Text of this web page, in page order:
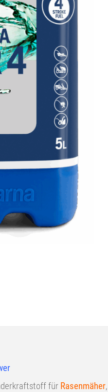
für Rasenmäher,